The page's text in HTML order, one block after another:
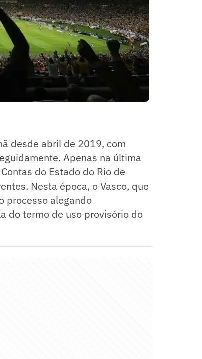
desde abril de 2019, com
Apenas na última
do Estado do Rio de
Nesta época, o Vasco, que
processo alegando
do termo de uso provisório do